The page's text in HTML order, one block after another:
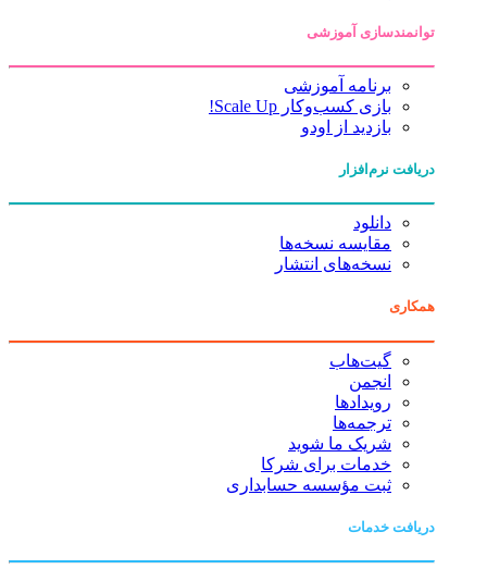
توانمندسازی آموزشی
برنامه آموزشی
بازی کسب‌وکار Scale Up!
بازدید از اودو
دریافت نرم‌افزار
دانلود
مقایسه نسخه‌ها
نسخه‌های انتشار
همکاری
گیت‌هاب
انجمن
رویدادها
ترجمه‌ها
شریک ما شوید
خدمات برای شرکا
ثبت مؤسسه حسابداری
دریافت خدمات